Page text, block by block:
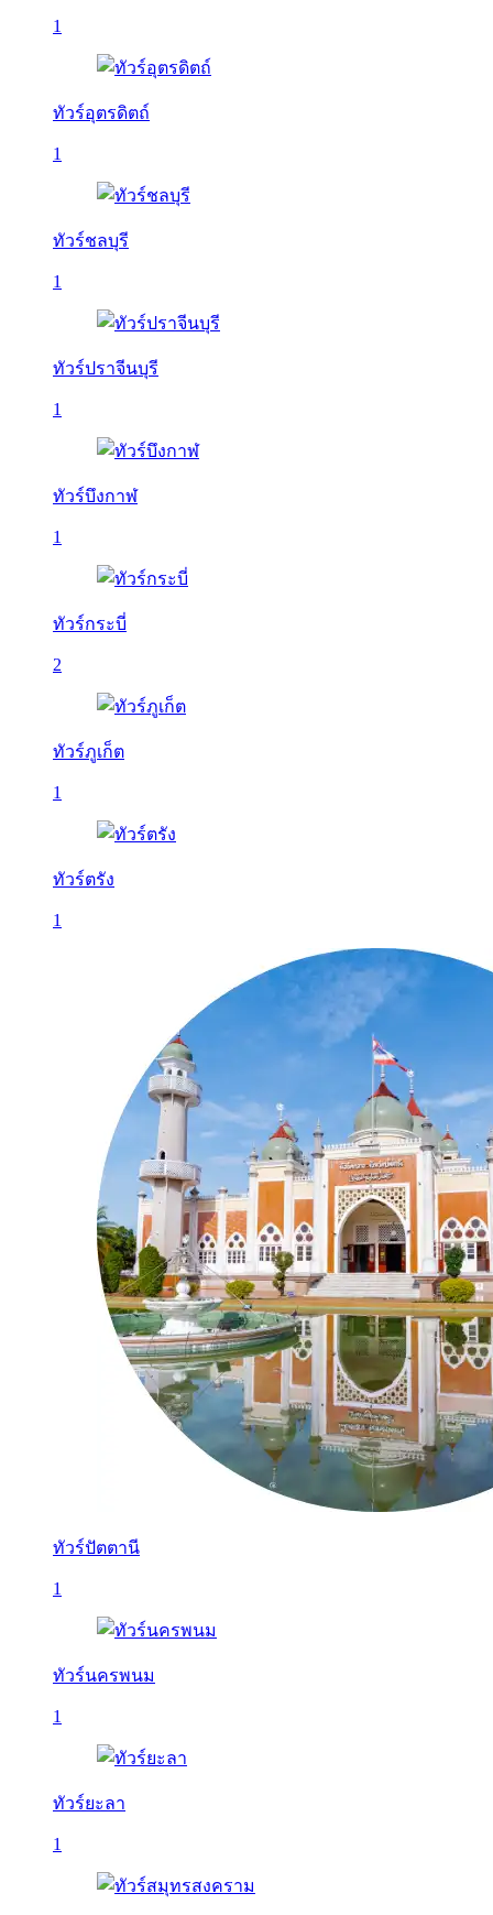
1
ทัวร์อุตรดิตถ์
1
ทัวร์ชลบุรี
1
ทัวร์ปราจีนบุรี
1
ทัวร์บึงกาฬ
1
ทัวร์กระบี่
2
ทัวร์ภูเก็ต
1
ทัวร์ตรัง
1
ทัวร์ปัตตานี
1
ทัวร์นครพนม
1
ทัวร์ยะลา
1